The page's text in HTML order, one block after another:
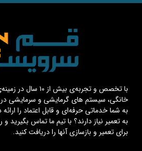
با تخصص و تجربه‌ی بیش
خانگی، سیستم های گرمایشی و سرمایشی در
به شما خدماتی حرفه‌ای و قابل اعتماد را
به تعمیر نیاز دارند؟ با تیم ما تماس بگیرید
برای تعمیر و بازسازی آنها را دریافت کنید.